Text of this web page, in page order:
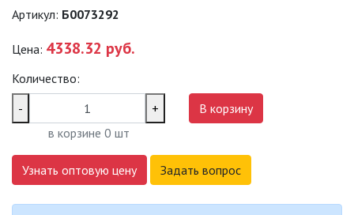
САДОВЫЕ ФАСАДНЫЕ
СВЕТИЛЬНИКИ ДЛЯ РОСТА
РАСТЕНИЙ (ФИТОСВЕТИЛЬНИКИ)
Артикул: Б0073292
Цена: 4338.32 руб.
Количество:
-
+
в корзине 0 шт
В корзину
Узнать оптовую цену Задать вопрос